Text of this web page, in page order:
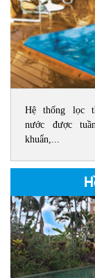
Hệ thống lọc
nước được
khuẩn,...